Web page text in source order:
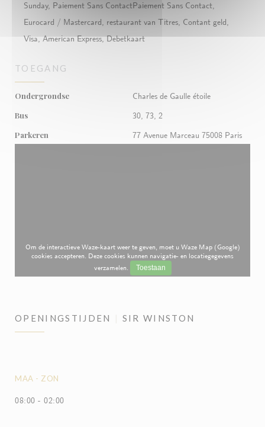
Sunday, Paiement Sans ContactPaiement Sans Contact,
Eurocard / Mastercard, restaurant van Titres, Contant geld,
Visa, American Express, Debetkaart
TOEGANG
Ondergrondse Charles de Gaulle étoile
Bus 30, 73, 2
Parkeren 77 Avenue Marceau 75008 Paris
Om de interactieve Waze-kaart weer te geven, moet u Waze Map (Google)
cookies accepteren. Deze cookies kunnen navigatie- en locatiegegevens
verzamelen.
Toestaan
OPENINGSTIJDEN SIR WINSTON
MAA - ZON
08:00 - 02:00